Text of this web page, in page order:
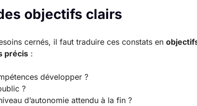
objectifs clairs
cernés, il faut traduire ces constats en
précis:
développer ?
?
d’autonomie attendu à la fin ?